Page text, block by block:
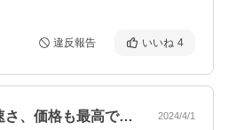
違反報告 いいね 4
品物の良さ、配送の速さ、価格も最高です！ 2024/4/1